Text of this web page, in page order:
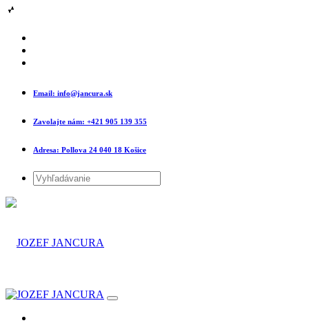
Email: info@jancura.sk
Zavolajte nám: +421 905 139 355
Adresa: Pollova 24 040 18 Košice